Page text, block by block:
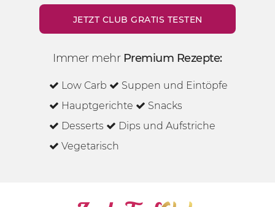
JETZT CLUB GRATIS TESTEN
Immer mehr Premium Rezepte:
Low Carb
Suppen und Eintöpfe
Hauptgerichte
Snacks
Desserts
Dips und Aufstriche
Vegetarisch